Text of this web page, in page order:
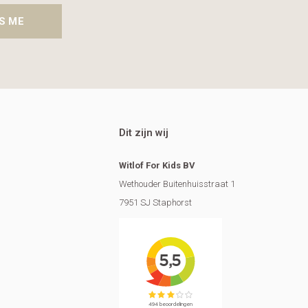
ME
Dit zijn wij
Witlof For Kids BV
Wethouder Buitenhuisstraat 1
7951 SJ Staphorst